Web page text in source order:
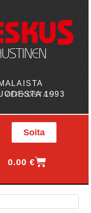
1993
VERKOSTA!
Soita
0.00€